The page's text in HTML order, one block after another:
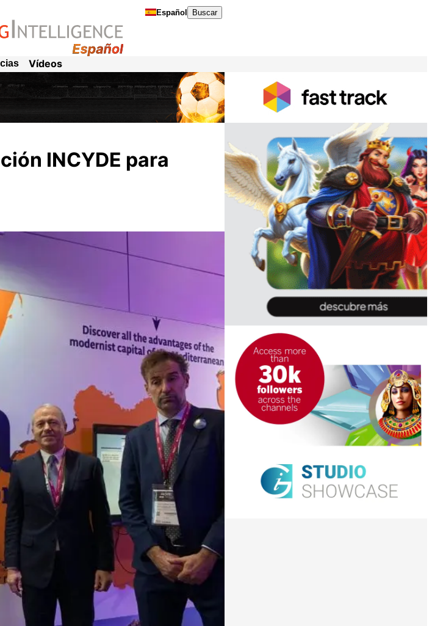
Español Buscar
Vídeos
INCYDE para